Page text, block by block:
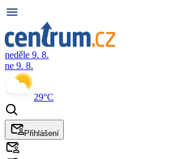
neděle 9. 8.
ne 9. 8.
29°C
Přihlášení